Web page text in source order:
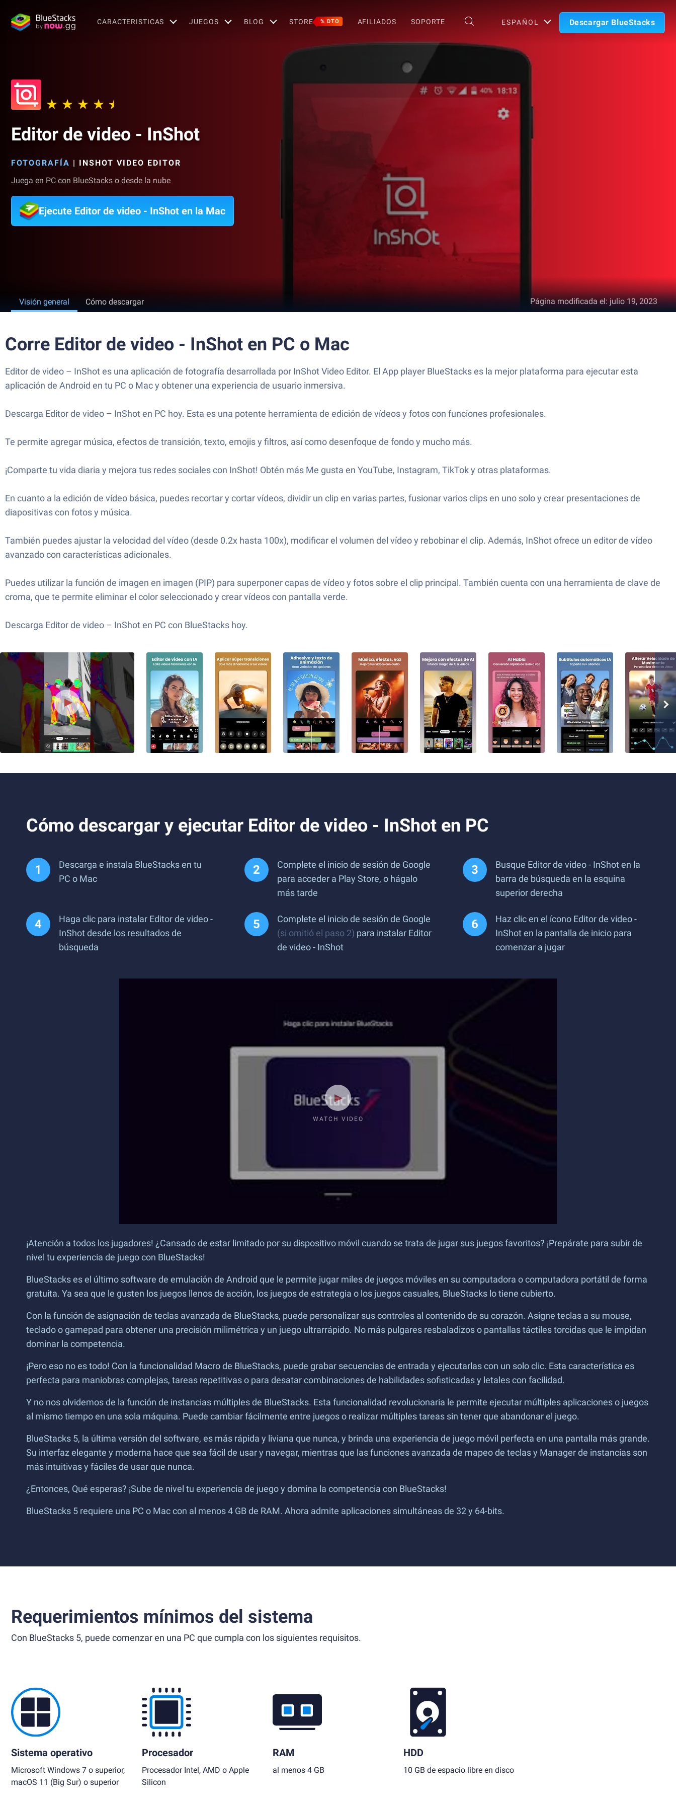
CARACTERISTICAS JUEGOS BLOG STORE % DTO AFILIADOS SOPORTE ESPAÑOL Descargar BlueStacks
Editor de video - InShot
FOTOGRAFÍA | INSHOT VIDEO EDITOR
Juega en PC con BlueStacks o desde la nube
Ejecute Editor de video - InShot en la Mac
Visión general Cómo descargar Página modificada el:julio 19, 2023
Corre Editor de video - InShot en PC o Mac
Editor de video – InShot es una aplicación de fotografía desarrollada por InShot Video Editor. El App player BlueStacks es la mejor plataforma para ejecutar esta
aplicación de Android en tu PC o Mac y obtener una experiencia de usuario inmersiva.
Descarga Editor de video – InShot en PC hoy. Esta es una potente herramienta de edición de vídeos y fotos con funciones profesionales.
Te permite agregar música, efectos de transición, texto, emojis y filtros, así como desenfoque de fondo y mucho más.
¡Comparte tu vida diaria y mejora tus redes sociales con InShot! Obtén más Me gusta en YouTube, Instagram, TikTok y otras plataformas.
En cuanto a la edición de vídeo básica, puedes recortar y cortar vídeos, dividir un clip en varias partes, fusionar varios clips en uno solo y crear presentaciones de
diapositivas con fotos y música.
También puedes ajustar la velocidad del vídeo (desde 0.2x hasta 100x), modificar el volumen del vídeo y rebobinar el clip. Además, InShot ofrece un editor de vídeo
avanzado con características adicionales.
Puedes utilizar la función de imagen en imagen (PIP) para superponer capas de vídeo y fotos sobre el clip principal. También cuenta con una herramienta de clave de
croma, que te permite eliminar el color seleccionado y crear vídeos con pantalla verde.
Descarga Editor de video – InShot en PC con BlueStacks hoy.
Cómo descargar y ejecutar Editor de video - InShot en PC
Descarga e instala BlueStacks en tu
PC o Mac
Complete el inicio de sesión de Google
para acceder a Play Store, o hágalo
más tarde
Busque Editor de video - InShot en la
barra de búsqueda en la esquina
superior derecha
Haga clic para instalar Editor de video -
InShot desde los resultados de
búsqueda
Complete el inicio de sesión de Google
(si omitió el paso 2) para instalar Editor
de video - InShot
Haz clic en el ícono Editor de video -
InShot en la pantalla de inicio para
comenzar a jugar
WATCH VIDEO
¡Atención a todos los jugadores! ¿Cansado de estar limitado por su dispositivo móvil cuando se trata de jugar sus juegos favoritos? ¡Prepárate para subir de
nivel tu experiencia de juego con BlueStacks!
BlueStacks es el último software de emulación de Android que le permite jugar miles de juegos móviles en su computadora o computadora portátil de forma
gratuita. Ya sea que le gusten los juegos llenos de acción, los juegos de estrategia o los juegos casuales, BlueStacks lo tiene cubierto.
Con la función de asignación de teclas avanzada de BlueStacks, puede personalizar sus controles al contenido de su corazón. Asigne teclas a su mouse,
teclado o gamepad para obtener una precisión milimétrica y un juego ultrarrápido. No más pulgares resbaladizos o pantallas táctiles torcidas que le impidan
dominar la competencia.
¡Pero eso no es todo! Con la funcionalidad Macro de BlueStacks, puede grabar secuencias de entrada y ejecutarlas con un solo clic. Esta característica es
perfecta para maniobras complejas, tareas repetitivas o para desatar combinaciones de habilidades sofisticadas y letales con facilidad.
Y no nos olvidemos de la función de instancias múltiples de BlueStacks. Esta funcionalidad revolucionaria le permite ejecutar múltiples aplicaciones o juegos
al mismo tiempo en una sola máquina. Puede cambiar fácilmente entre juegos o realizar múltiples tareas sin tener que abandonar el juego.
BlueStacks 5, la última versión del software, es más rápida y liviana que nunca, y brinda una experiencia de juego móvil perfecta en una pantalla más grande.
Su interfaz elegante y moderna hace que sea fácil de usar y navegar, mientras que las funciones avanzada de mapeo de teclas y Manager de instancias son
más intuitivas y fáciles de usar que nunca.
¿Entonces, Qué esperas? ¡Sube de nivel tu experiencia de juego y domina la competencia con BlueStacks!
BlueStacks 5 requiere una PC o Mac con al menos 4 GB de RAM. Ahora admite aplicaciones simultáneas de 32 y 64-bits.
Requerimientos mínimos del sistema
Con BlueStacks 5, puede comenzar en una PC que cumpla con los siguientes requisitos.
Sistema operativo
Microsoft Windows 7 o superior,
macOS 11 (Big Sur) o superior
Procesador
Procesador Intel, AMD o Apple
Silicon
RAM
al menos 4 GB
HDD
10 GB de espacio libre en disco